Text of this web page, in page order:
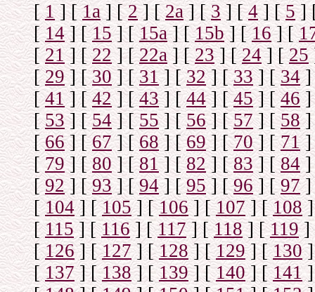
[1] [1а] [2] [2а] [3] [4] [5]
[14] [15] [15a] [15b] [16] [
[21] [22 ] [22a] [23] [24] [25
[29] [30] [31] [32] [33] [34]
[41] [42] [43] [44] [45] [46]
[53] [54] [55] [56] [57] [58]
[66] [67] [68] [69] [70] [71]
[79] [80] [81] [82] [83] [84]
[92] [93] [94] [95] [96] [97]
[104] [105] [106] [107] [108]
[115] [116] [117] [118] [119]
[126] [127] [128] [129] [130]
[137] [138] [139] [140] [141]